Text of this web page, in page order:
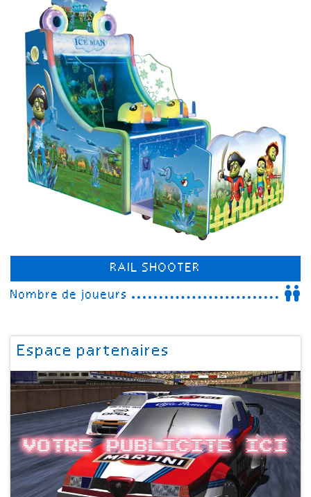
RAIL SHOOTER
Nombre de joueurs
Espace partenaires
Votre publicite ici